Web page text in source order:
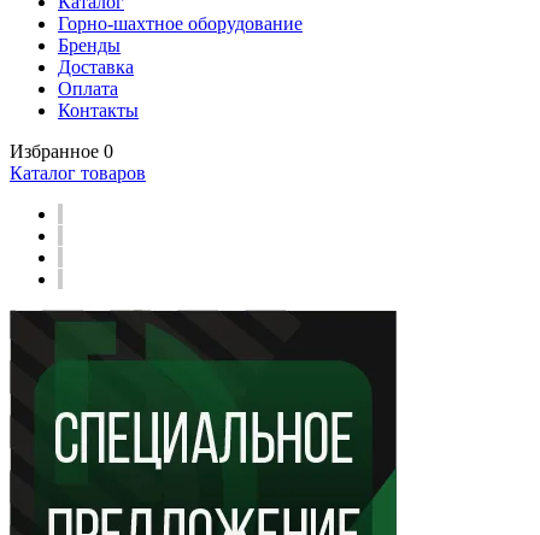
Горно-шахтное оборудование
Бренды
Доставка
Оплата
Контакты
Избранное 0
Каталог товаров